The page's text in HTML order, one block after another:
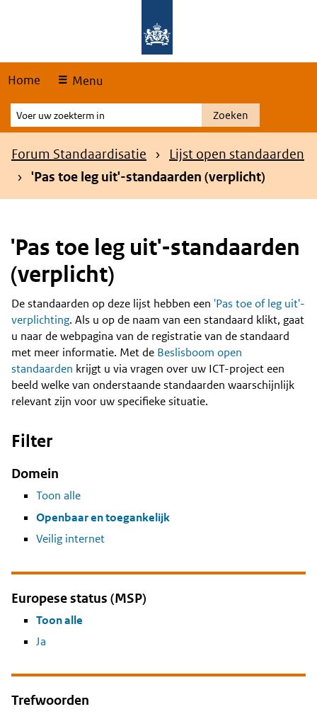
Home Menu
Voer
uw
zoekterm
Zoeken
Kruimelpad
Forum Standaardisatie
Lijst open standaarden
'Pas toe leg uit'-standaarden (verplicht)
'Pas toe leg uit'-standaarden
(verplicht)
Content
De standaarden op deze lijst hebben een 'Pas toe of leg uit'-
verplichting. Als u op de naam van een standaard klikt, gaat
u naar de webpagina van de registratie van de standaard
met meer informatie. Met de Beslisboom open
standaarden krijgt u via vragen over uw ICT-project een
beeld welke van onderstaande standaarden waarschijnlijk
relevant zijn voor uw specifieke situatie.
Filter
Domein
Toon alle
Openbaar en toegankelijk
Veilig internet
Europese status (MSP)
Toon alle
Ja
Trefwoorden